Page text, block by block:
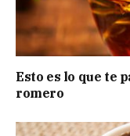
Esto es lo que te
romero